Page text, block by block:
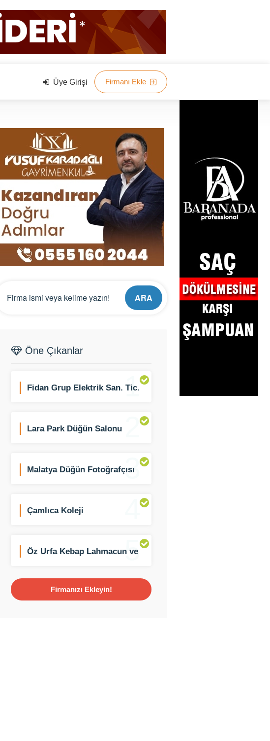
Üye Girişi Firmanı Ekle
ARA
Öne Çıkanlar
1
Fidan Grup Elektrik San. Tic.
2
Lara Park Düğün Salonu
3
Malatya Düğün Fotoğrafçısı
4
Çamlıca Koleji
5
Öz Urfa Kebap Lahmacun ve
Firmanızı Ekleyin!